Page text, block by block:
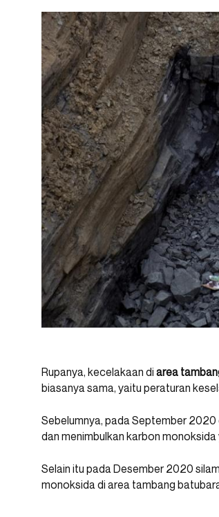
Rupanya, kecelakaan di area
biasanya sama, yaitu peraturan
Sebelumnya, pada September
dan menimbulkan karbon monoksida
Selain itu pada Desember 2020
monoksida di area tambang